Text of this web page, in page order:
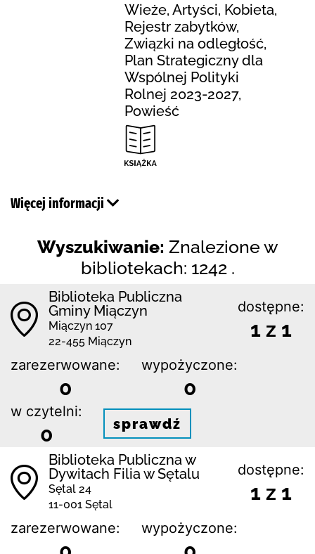
Wieże, Artyści, Kobieta,
Rejestr zabytków,
Związki na odległość,
Plan Strategiczny dla
Wspólnej Polityki
Rolnej 2023-2027,
Powieść
Więcej informacji
Wyszukiwanie: Znalezione w
bibliotekach: 1242 .
Biblioteka Publiczna
Gminy Miączyn
Miączyn 107
22-455 Miączyn
dostępne:
1 z 1
zarezerwowane:
0
wypożyczone:
0
w czytelni:
0 sprawdź
Biblioteka Publiczna w
Dywitach Filia w Sętalu
Sętal 24
11-001 Sętal
dostępne:
1 z 1
zarezerwowane: wypożyczone: